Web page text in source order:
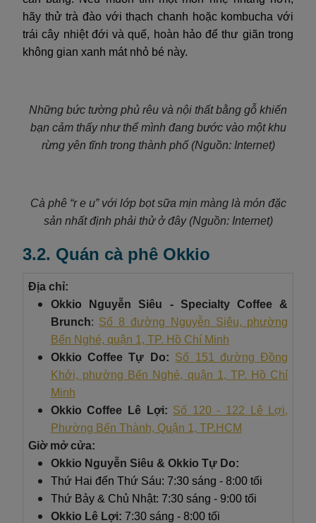
hãy thử trà đào với thạch chanh hoặc kombucha với
trái cây nhiệt đới và quế, hoàn hảo để thư giãn trong
không gian xanh mát nhỏ bé này.
Những bức tường phủ rêu và nội thất bằng gỗ khiến
bạn cảm thấy như thể mình đang bước vào một khu
rừng yên tĩnh trong thành phố (Nguồn: Internet)
Cà phê “r e u” với lớp bọt sữa mịn màng là món đặc
sản nhất định phải thử ở đây (Nguồn: Internet)
3.2. Quán cà phê Okkio
Địa chỉ:
Okkio Nguyễn Siêu - Specialty Coffee &
Brunch: Số 8 đường Nguyễn Siêu, phường
Bến Nghé, quận 1, TP. Hồ Chí Minh
Okkio Coffee Tự Do: Số 151 đường Đồng
Khởi, phường Bến Nghé, quận 1, TP. Hồ Chí
Minh
Okkio Coffee Lê Lợi: Số 120 - 122 Lê Lợi,
Phường Bến Thành, Quận 1, TP.HCM
Giờ mở cửa:
Okkio Nguyễn Siêu & Okkio Tự Do:
Thứ Hai đến Thứ Sáu: 7:30 sáng - 8:00 tối
Thứ Bảy & Chủ Nhật: 7:30 sáng - 9:00 tối
Okkio Lê Lợi: 7:30 sáng - 8:00 tối